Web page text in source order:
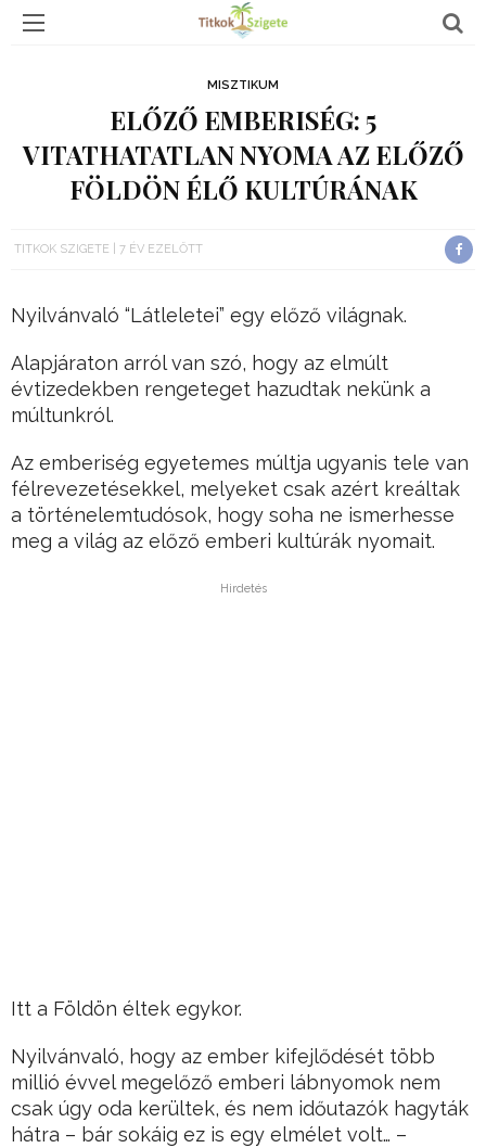
MISZTIKUM
ELŐZŐ EMBERISÉG: 5
VITATHATATLAN NYOMA AZ ELŐZŐ
FÖLDÖN ÉLŐ KULTÚRÁNAK
TITKOK SZIGETE 7 ÉV EZELŐTT
Nyilvánvaló “Látleletei” egy előző világnak.
Alapjáraton arról van szó, hogy az elmúlt
évtizedekben rengeteget hazudtak nekünk a
múltunkról.
Az emberiség egyetemes múltja ugyanis tele van
félrevezetésekkel, melyeket csak azért kreáltak
a történelemtudósok, hogy soha ne ismerhesse
meg a világ az előző emberi kultúrák nyomait.
Hirdetés
Itt a Földön éltek egykor.
Nyilvánvaló, hogy az ember kifejlődését több
millió évvel megelőző emberi lábnyomok nem
csak úgy oda kerültek, és nem időutazók hagyták
hátra – bár sokáig ez is egy elmélet volt… –